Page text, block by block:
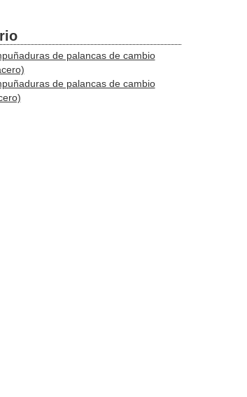
de palancas de cambio
de palancas de cambio